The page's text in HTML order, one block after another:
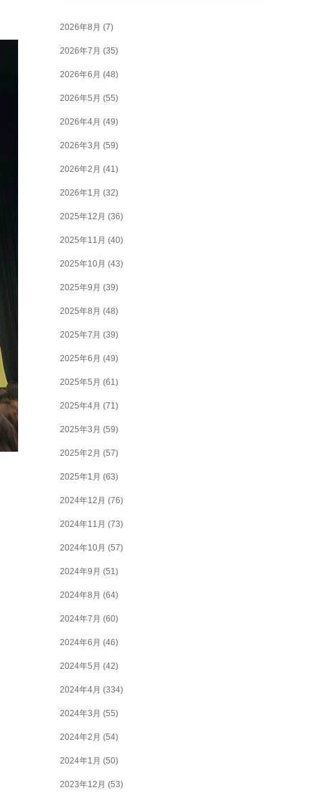
2026年8月 (7)
2026年7月 (35)
2026年6月 (48)
2026年5月 (55)
2026年4月 (49)
2026年3月 (59)
2026年2月 (41)
2026年1月 (32)
2025年12月 (36)
2025年11月 (40)
2025年10月 (43)
2025年9月 (39)
2025年8月 (48)
2025年7月 (39)
2025年6月 (49)
2025年5月 (61)
2025年4月 (71)
2025年3月 (59)
2025年2月 (57)
2025年1月 (63)
2024年12月 (76)
2024年11月 (73)
2024年10月 (57)
2024年9月 (51)
2024年8月 (64)
2024年7月 (60)
2024年6月 (46)
2024年5月 (42)
2024年4月 (334)
2024年3月 (55)
2024年2月 (54)
2024年1月 (50)
2023年12月 (53)